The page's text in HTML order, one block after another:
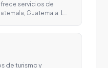
servicios de
Guatemala. L…
de turismo y